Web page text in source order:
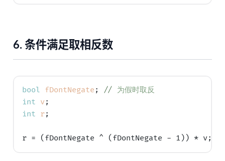
6.条件满足取相反数
bool fDontNegate ; // 为假时取反
int v
int r;